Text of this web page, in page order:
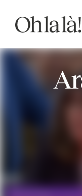
content